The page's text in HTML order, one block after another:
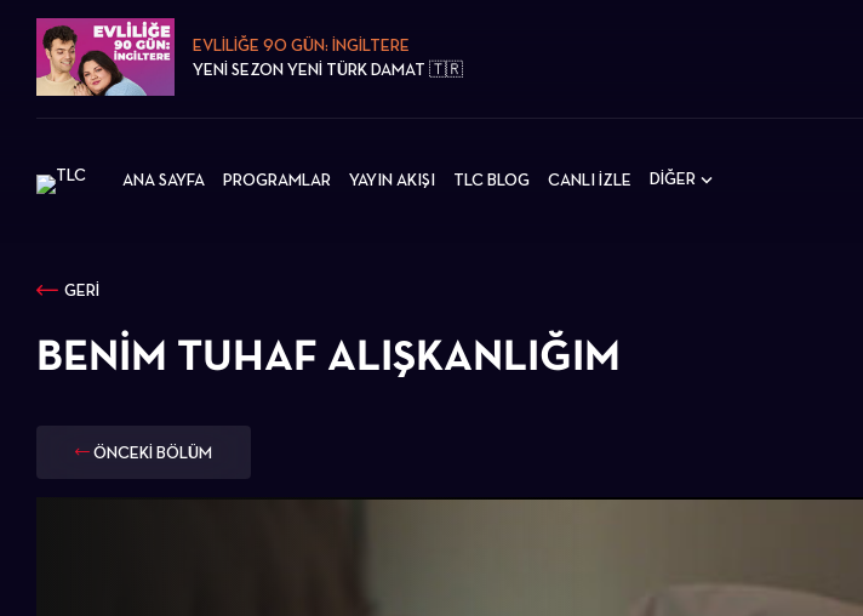
EVLİLİĞE 90 GÜN: İNGİLTERE
YENİ SEZON YENİ TÜRK DAMAT 🇹🇷
ANA SAYFA PROGRAMLAR YAYIN AKIŞI TLC BLOG CANLI İZLE DİĞER
GERİ
BENIM TUHAF ALIŞKANLIĞIM
ÖNCEKİ BÖLÜM